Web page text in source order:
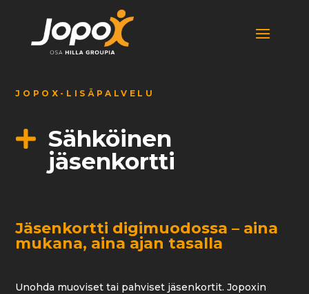
JOPOX-LISÄPALVELU
 Sähköinen
jäsenkortti
Jäsenkortti digimuodossa – aina
mukana, aina ajan tasalla
Unohda muoviset tai pahviset jäsenkortit. Jopoxin